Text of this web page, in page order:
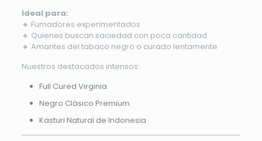
Ideal para:
🔸 Fumadores experimentados
🔸 Quienes buscan saciedad con poca cantidad
🔸 Amantes del tabaco negro o curado lentamente
Nuestros destacados intensos:
Full Cured Virginia
Negro Clásico Premium
Kasturi Natural de Indonesia